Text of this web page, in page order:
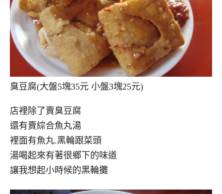
臭豆腐(大盤5塊35元 小盤3塊25元)
店裡除了賣臭豆腐
還有賣綜合魚丸湯
裡面有魚丸.黑輪跟菜頭
湯喝起來有著很鄉下的味道
讓我想起小時候的黑輪攤